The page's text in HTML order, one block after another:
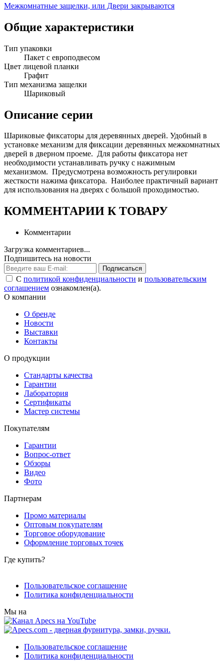
Межкомнатные защелки, или Двери закрываются
Общие характеристики
Тип упаковки
Пакет с европодвесом
Цвет лицевой планки
Графит
Тип механизма защелки
Шариковый
Описание серии
Шариковые фиксаторы для деревянных дверей. Удобный в
установке механизм для фиксации деревянных межкомнатных
дверей в дверном проеме. Для работы фиксатора нет
необходимости устанавливать ручку с нажимным
механизмом. Предусмотрена возможность регулировки
жесткости нажима фиксатора. Наиболее практичный вариант
для использования на дверях с большой проходимостью.
КОММЕНТАРИИ К ТОВАРУ
Комментарии
Загрузка комментариев...
Подпишитесь на новости
Подписаться
С политикой конфиденциальности и пользовательским
соглашением ознакомлен(а).
О компании
О бренде
Новости
Выставки
Контакты
О продукции
Стандарты качества
Гарантии
Лаборатория
Сертификаты
Мастер системы
Покупателям
Гарантии
Вопрос-ответ
Обзоры
Видео
Фото
Партнерам
Промо материалы
Оптовым покупателям
Торговое оборудование
Оформление торговых точек
Где купить?
Пользовательское соглашение
Политика конфиденциальности
Мы на
Пользовательское соглашение
Политика конфиденциальности